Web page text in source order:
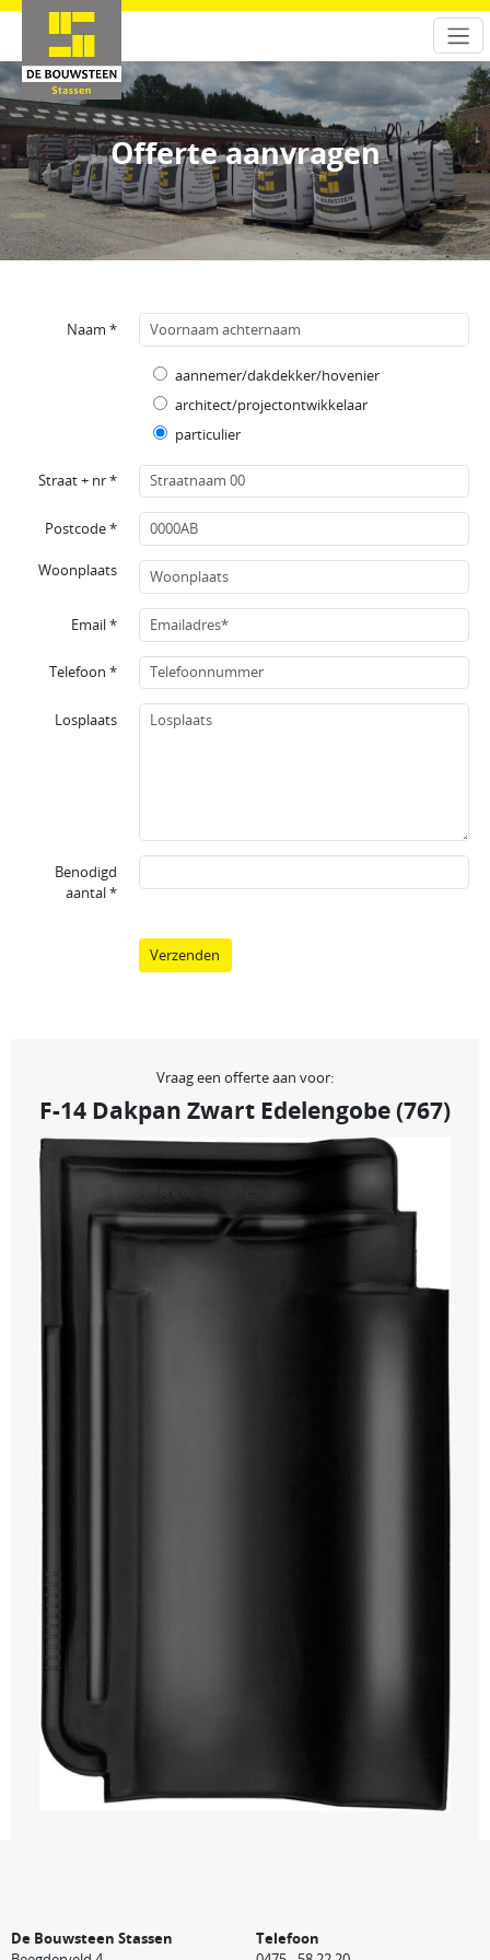
Offerte aanvragen
Naam *
aannemer/dakdekker/hovenier
architect/projectontwikkelaar
particulier
Straat + nr *
Postcode *
Woonplaats
Email *
Telefoon *
Losplaats
Benodigd
aantal *
Verzenden
Vraag een offerte aan voor:
F-14 Dakpan Zwart Edelengobe (767)
De Bouwsteen Stassen
Telefoon